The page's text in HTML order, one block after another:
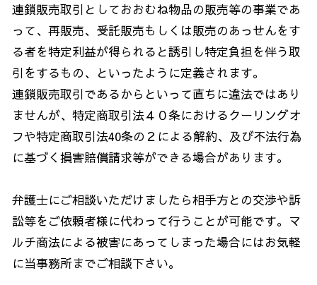
連鎖販売取引としておおむね物品の販売等の事業であ
って、再販売、受託販売もしくは販売のあっせんをす
る者を特定利益が得られると誘引し特定負担を伴う取
引をするもの、といったように定義されます。
連鎖販売取引であるからといって直ちに違法ではあり
ませんが、特定商取引法４０条におけるクーリングオ
フや特定商取引法40条の２による解約、及び不法行為
に基づく損害賠償請求等ができる場合があります。
弁護士にご相談いただけましたら相手方との交渉や訴
訟等をご依頼者様に代わって行うことが可能です。マ
ルチ商法による被害にあってしまった場合にはお気軽
に当事務所までご相談下さい。